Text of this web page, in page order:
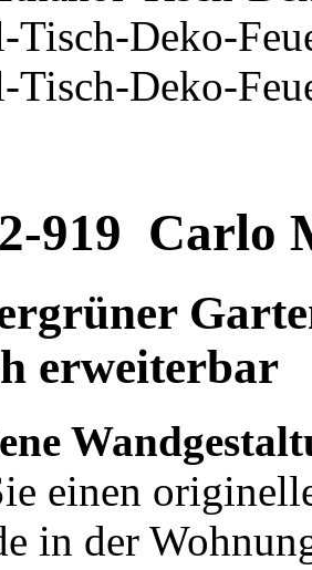
919 Carlo
erweiterbar
einen
in der